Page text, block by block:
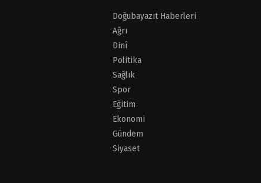
Doğubayazıt Haberleri
Ağrı
Dinî
Politika
Sağlık
Spor
Eğitim
Ekonomi
Gündem
Siyaset